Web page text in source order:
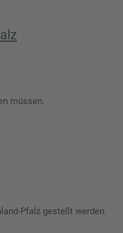
müssen.
Pfalz gestellt werden.